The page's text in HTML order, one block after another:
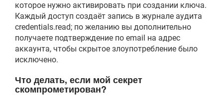
которое нужно активировать при создании ключа.
Каждый доступ создаёт запись в журнале аудита
credentials.read; по желанию вы дополнительно
получаете подтверждение по email на адрес
аккаунта, чтобы скрытое злоупотребление было
исключено.
Что делать, если мой секрет
скомпрометирован?